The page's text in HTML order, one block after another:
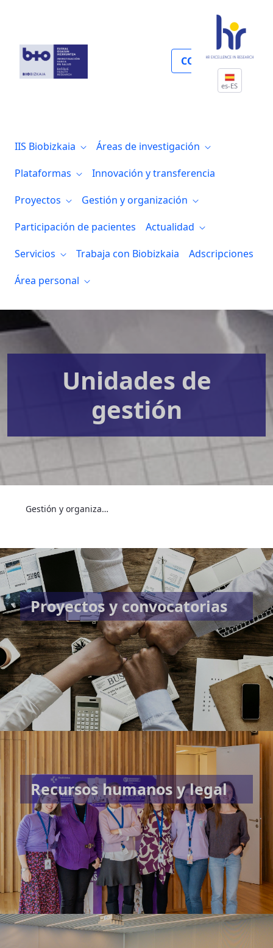
COLABORA
es-ES
IIS Biobizkaia
Áreas de investigación
Plataformas
Innovación y transferencia
Proyectos
Gestión y organización
Participación de pacientes
Actualidad
Servicios
Trabaja con Biobizkaia
Adscripciones
Área personal
Unidades de
gestión
Gestión y organización
Proyectos y convocatorias
Recursos humanos y legal